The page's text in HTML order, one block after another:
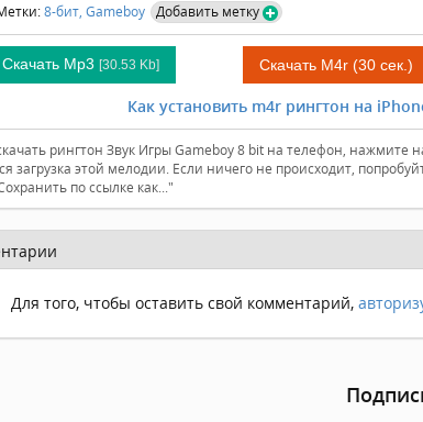
8-бит, Gameboy Добавить метку
Скачать Mp3 [30.53 Kb] Скачать M4r (30 сек.)
Как установить m4r рингтон на
рингтон Звук Игры Gameboy 8 bit на телефон, нажмите
загрузка этой мелодии. Если ничего не происходит,
по ссылке как..."
Для того, чтобы оставить свой комментарий,